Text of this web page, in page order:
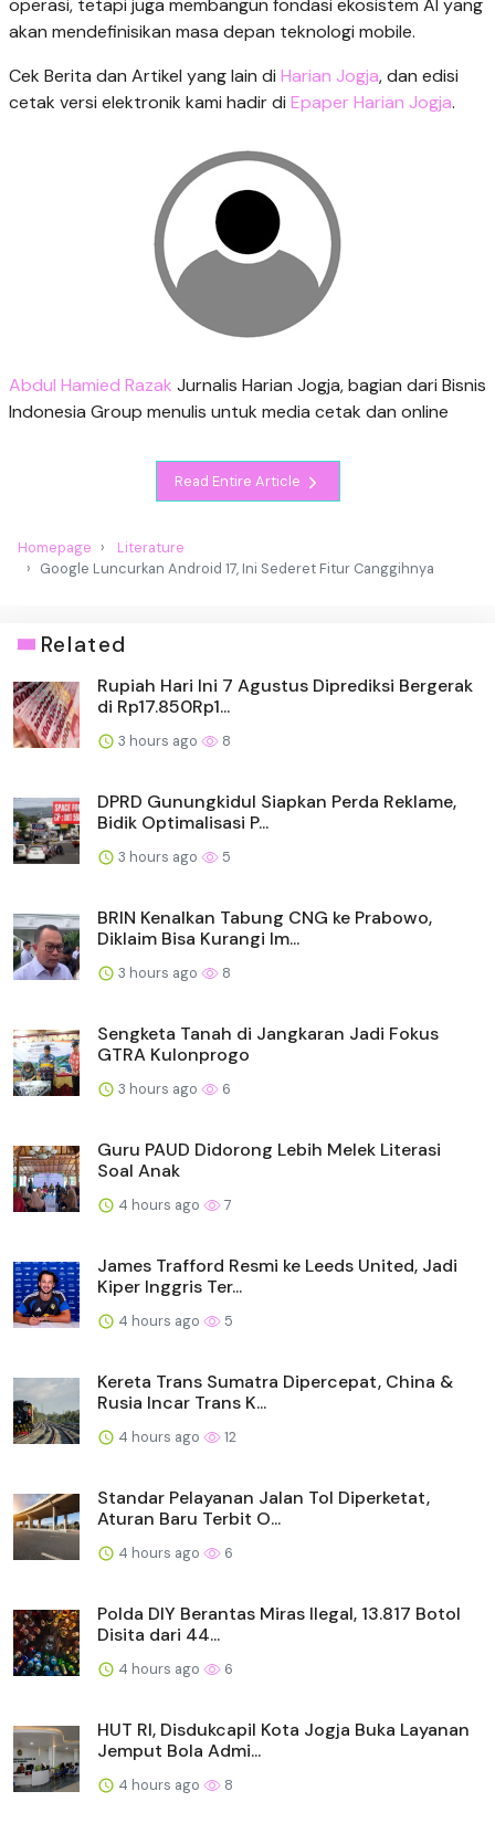
operasi, tetapi juga membangun fondasi ekosistem AI yang
akan mendefinisikan masa depan teknologi mobile.
Cek Berita dan Artikel yang lain di Harian Jogja, dan edisi
cetak versi elektronik kami hadir di Epaper Harian Jogja.
Abdul Hamied Razak Jurnalis Harian Jogja, bagian dari Bisnis
Indonesia Group menulis untuk media cetak dan online
Read Entire Article
Homepage
Literature
Google Luncurkan Android 17, Ini Sederet Fitur Canggihnya
Related
Rupiah Hari Ini 7 Agustus Diprediksi Bergerak
di Rp17.850Rp1...
3 hours ago 8
DPRD Gunungkidul Siapkan Perda Reklame,
Bidik Optimalisasi P...
3 hours ago 5
BRIN Kenalkan Tabung CNG ke Prabowo,
Diklaim Bisa Kurangi Im...
3 hours ago 8
Sengketa Tanah di Jangkaran Jadi Fokus
GTRA Kulonprogo
3 hours ago 6
Guru PAUD Didorong Lebih Melek Literasi
Soal Anak
4 hours ago 7
James Trafford Resmi ke Leeds United, Jadi
Kiper Inggris Ter...
4 hours ago 5
Kereta Trans Sumatra Dipercepat, China &
Rusia Incar Trans K...
4 hours ago 12
Standar Pelayanan Jalan Tol Diperketat,
Aturan Baru Terbit O...
4 hours ago 6
Polda DIY Berantas Miras Ilegal, 13.817 Botol
Disita dari 44...
4 hours ago 6
HUT RI, Disdukcapil Kota Jogja Buka Layanan
Jemput Bola Admi...
4 hours ago 8